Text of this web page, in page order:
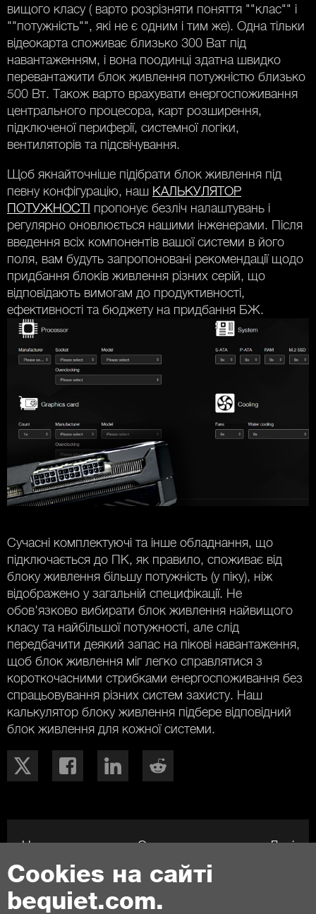
Cookies на сайті
bequiet.com.
вищого класу ( варто розрізняти поняття ""клас"" і
""потужність"", які не є одним і тим же). Одна тільки
відеокарта споживає близько 300 Ват під
навантаженням, і вона поодинці здатна швидко
перевантажити блок живлення потужністю близько
500 Вт. Також варто врахувати енергоспоживання
центрального процесора, карт розширення,
підключеної периферії, системної логіки,
вентиляторів та підсвічування.
Щоб якнайточніше підібрати блок живлення під
певну конфігурацію, наш КАЛЬКУЛЯТОР
ПОТУЖНОСТІ пропонує безліч налаштувань і
регулярно оновлюється нашими інженерами. Після
введення всіх компонентів вашої системи в його
поля, вам будуть запропоновані рекомендації щодо
придбання блоків живлення різних серій, що
відповідають вимогам до продуктивності,
ефективності та бюджету на придбання БЖ.
Сучасні комплектуючі та інше обладнання, що
підключається до ПК, як правило, споживає від
блоку живлення більшу потужність (у піку), ніж
відображено у загальній специфікації. Не
обов'язково вибирати блок живлення найвищого
класу та найбільшої потужності, але слід
передбачити деякий запас на пікові навантаження,
щоб блок живлення міг легко справлятися з
короткочасними стрибками енергоспоживання без
спрацьовування різних систем захисту. Наш
калькулятор блоку живлення підбере відповідний
блок живлення для кожної системи.
Назад Огляд Далі